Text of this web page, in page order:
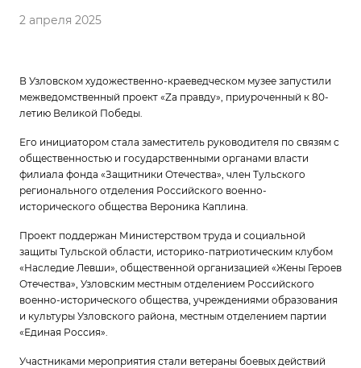
2 апреля 2025
В Узловском художественно-краеведческом музее запустили
межведомственный проект «Za правду», приуроченный к 80-
летию Великой Победы.
Его инициатором стала заместитель руководителя по связям с
общественностью и государственными органами власти
филиала фонда «Защитники Отечества», член Тульского
регионального отделения Российского военно-
исторического общества Вероника Каплина.
Проект поддержан Министерством труда и социальной
защиты Тульской области, историко-патриотическим клубом
«Наследие Левши», общественной организацией «Жены Героев
Отечества», Узловским местным отделением Российского
военно-исторического общества, учреждениями образования
и культуры Узловского района, местным отделением партии
«Единая Россия».
Участниками мероприятия стали ветераны боевых действий